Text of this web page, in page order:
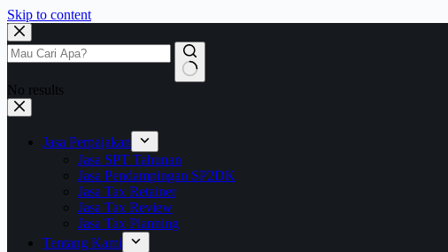
Skip to content
No results
Jasa Perpajakan
Jasa SPT Tahunan
Jasa Pendampingan SP2DK
Jasa Tax Retainer
Jasa Tax Review
Jasa Tax Planning
Tentang Kami